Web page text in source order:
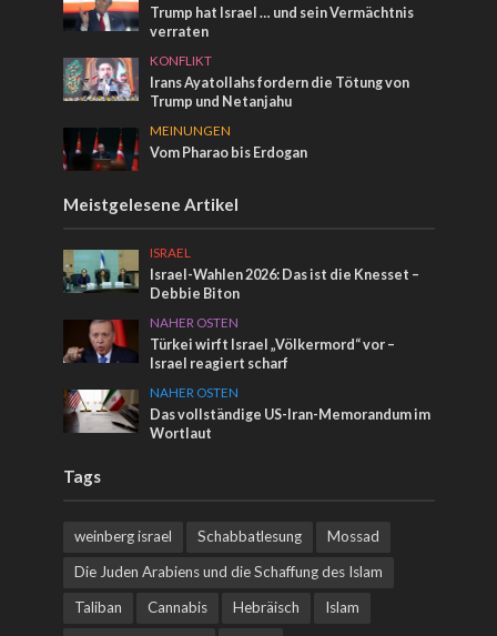
Trump hat Israel … und sein Vermächtnis
verraten
KONFLIKT
Irans Ayatollahs fordern die Tötung von
Trump und Netanjahu
MEINUNGEN
Vom Pharao bis Erdogan
Meistgelesene Artikel
ISRAEL
Israel-Wahlen 2026: Das ist die Knesset –
Debbie Biton
NAHER OSTEN
Türkei wirft Israel „Völkermord“ vor –
Israel reagiert scharf
NAHER OSTEN
Das vollständige US-Iran-Memorandum im
Wortlaut
Tags
weinberg israel Schabbatlesung
Mossad
Die Juden Arabiens und die Schaffung des Islam
Taliban
Cannabis Hebräisch
Islam